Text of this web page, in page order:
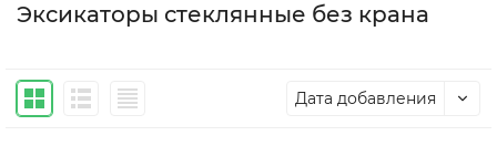
Эксикаторы стеклянные без крана
Дата добавления